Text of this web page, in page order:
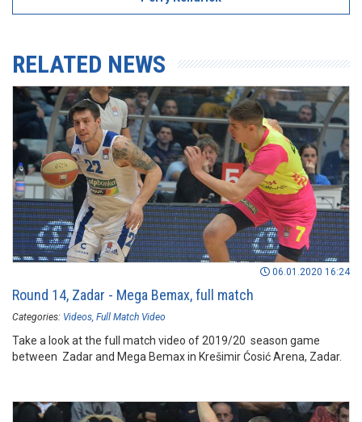
RELATED NEWS
06.01.2020 16:24
Round 14, Zadar - Mega Bemax, full match
Categories: Videos Full Match Video
Take a look at the full match video of 2019/20 season game
between Zadar and Mega Bemax in Krešimir Ćosić Arena, Zadar.